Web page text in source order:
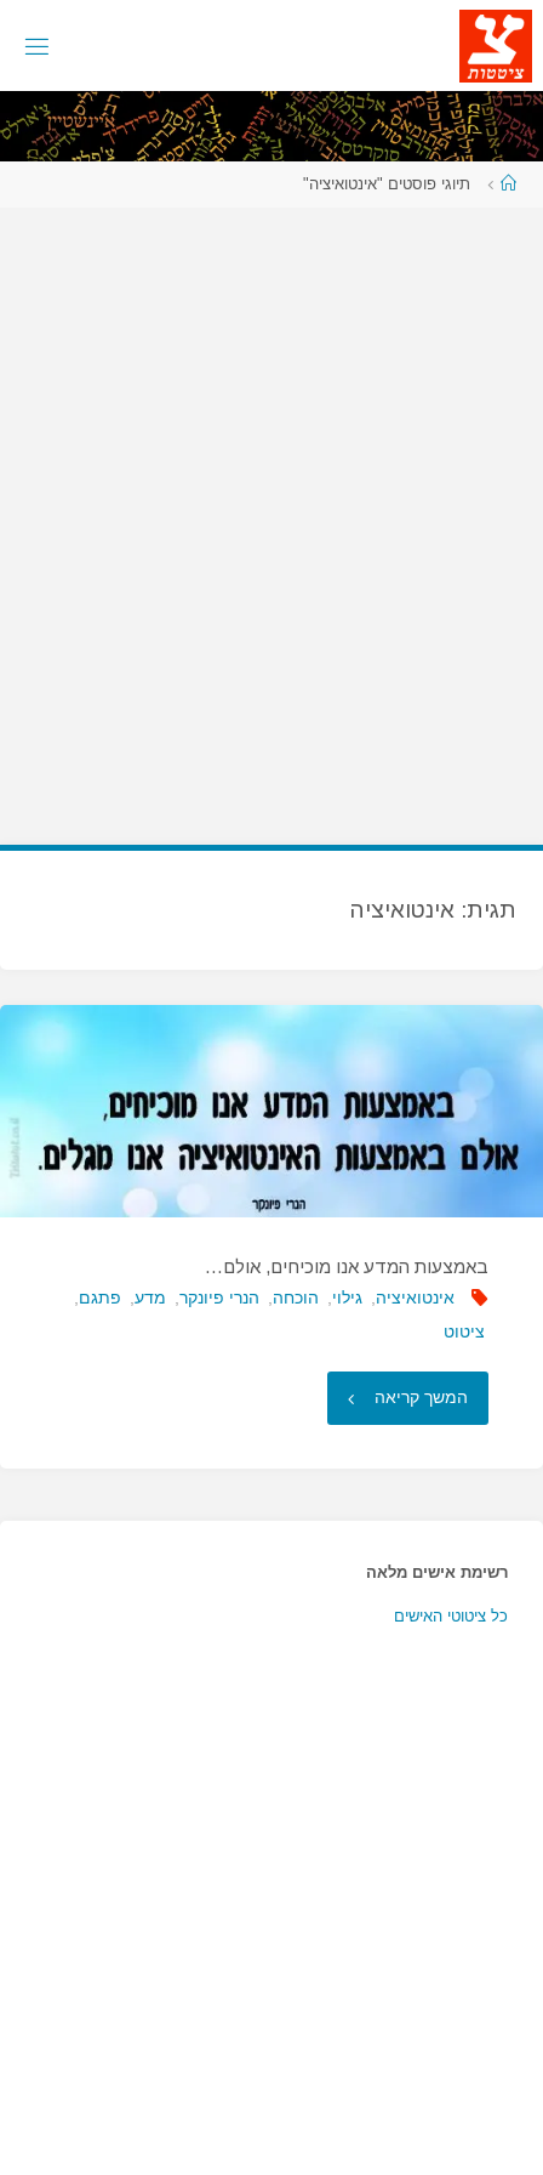
דלגו
לתוכן
עמודתיוגי פוסטים "אינטואיציה"
תגית: אינטואיציה
באמצעות המדע אנו מוכיחים, אולם…
אינטואיציה, גילוי, הוכחה, הנרי פיונקר, מדע, פתגם,
ציטוט
המשך קריאה "באמצעות
רשימת אישים מלאה
כל ציטוטי האישים